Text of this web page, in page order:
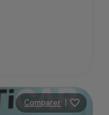
Comparer |